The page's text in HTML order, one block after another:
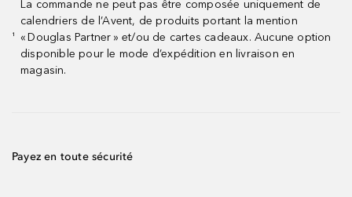
¹
La commande ne peut pas être composée uniquement de
calendriers de l’Avent, de produits portant la mention
« Douglas Partner » et/ou de cartes cadeaux. Aucune option
disponible pour le mode d’expédition en livraison en
magasin.
Payez en toute sécurité